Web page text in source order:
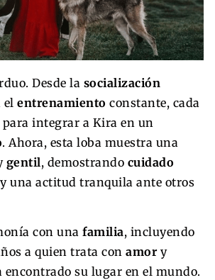
Desde la socialización
el entrenamiento constante, cada
integrar a Kira en un
. Ahora, esta loba muestra una
gentil, demostrando cuidado
y una actitud tranquila ante otros
con una familia, incluyendo
a quien trata con amory
encontrado su lugar en el mundo.